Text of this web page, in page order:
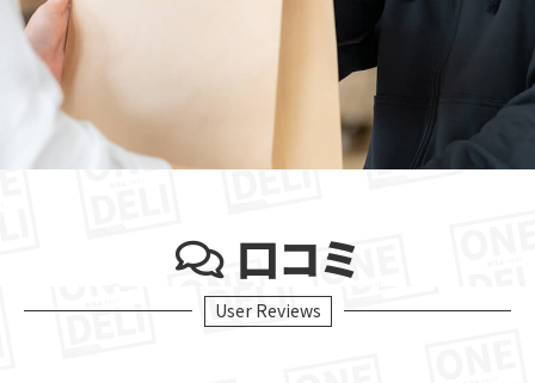
口コミ
User Reviews